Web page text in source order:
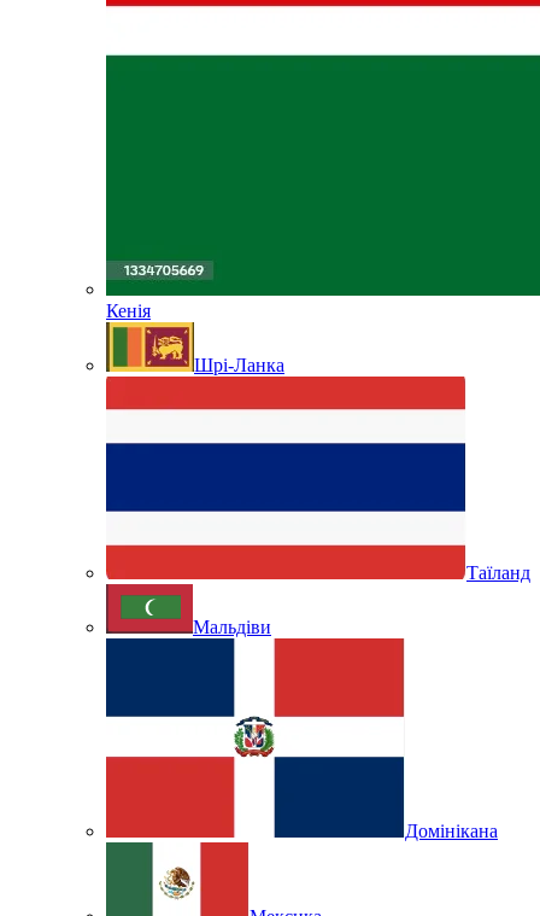
Кенія
Шрі-Ланка
Таїланд
Мальдіви
Домінікана